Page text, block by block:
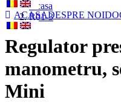
ACASADESPRE NOI
Acasa
R01-3
Regulator
manometru,
Mini